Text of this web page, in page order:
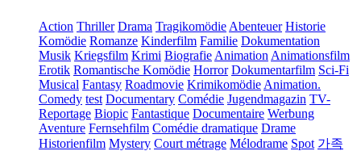
Action Thriller Drama Tragikomödie Abenteuer Historie
Komödie Romanze Kinderfilm Familie Dokumentation
Musik Kriegsfilm Krimi Biografie Animation Animationsfilm
Erotik Romantische Komödie Horror Dokumentarfilm Sci-Fi
Musical Fantasy Roadmovie Krimikomödie Animation.
Comedy test Documentary Comédie Jugendmagazin TV-
Reportage Biopic Fantastique Documentaire Werbung
Aventure Fernsehfilm Comédie dramatique Drame
Historienfilm Mystery Court métrage Mélodrame Spot 가족